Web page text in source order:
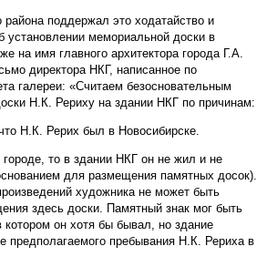
поддержал это ходатайство и
установлении мемориальной доски в
на имя главного архитектора города Г.А.
директора НКГ, написанное по
галереи: «Считаем безосновательным
Н.К. Рериху на здании НКГ по причинам:
Н.К. Рерих был в Новосибирске.
то в здании НКГ он не жил и не
для размещения памятных досок).
художника не может быть
здесь доски. Памятный знак мог быть
котором он хотя бы бывал, но здание
предполагаемого пребывания Н.К. Рериха в